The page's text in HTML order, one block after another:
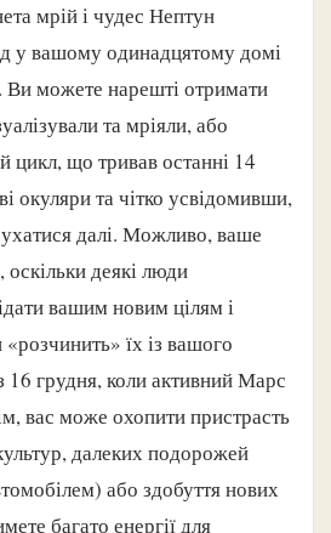
мрій і чудес Нептун
у вашому одинадцятому домі
Ви можете нарешті отримати
та мріяли, або
цикл, що тривав останні 14
окуляри та чітко усвідомивши,
далі. Можливо, ваше
оскільки деякі люди
вашим новим цілям і
їх із вашого
грудня, коли активний Марс
вас може охопити пристрасть
далеких подорожей
або здобуття нових
багато енергії для